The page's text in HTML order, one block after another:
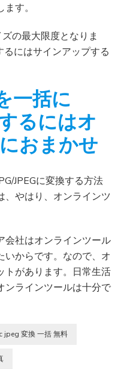
す。
の最大限度となりま
にはサインアップする
一括に
るにはオ
おまかせ
JPEGに変換する方法
、やはり、オンラインツ
会社はオンラインツール
いからです。なので、オ
トがあります。日常生活
ンラインツールは十分で
jpeg 変換 一括 無料